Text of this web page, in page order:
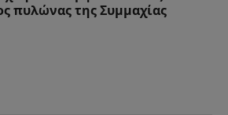
πυλώνας της Συμμαχίας